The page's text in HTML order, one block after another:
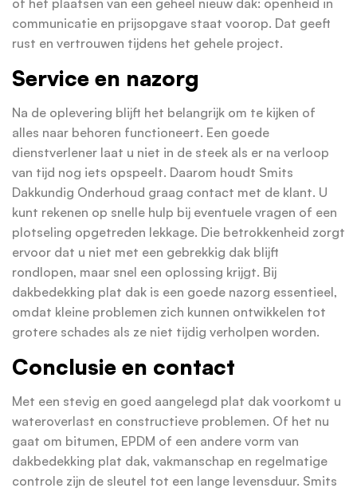
of het plaatsen van een geheel nieuw dak: openheid in
communicatie en prijsopgave staat voorop. Dat geeft
rust en vertrouwen tijdens het gehele project.
Service en nazorg
Na de oplevering blijft het belangrijk om te kijken of
alles naar behoren functioneert. Een goede
dienstverlener laat u niet in de steek als er na verloop
van tijd nog iets opspeelt. Daarom houdt Smits
Dakkundig Onderhoud graag contact met de klant. U
kunt rekenen op snelle hulp bij eventuele vragen of een
plotseling opgetreden lekkage. Die betrokkenheid zorgt
ervoor dat u niet met een gebrekkig dak blijft
rondlopen, maar snel een oplossing krijgt. Bij
dakbedekking plat dak is een goede nazorg essentieel,
omdat kleine problemen zich kunnen ontwikkelen tot
grotere schades als ze niet tijdig verholpen worden.
Conclusie en contact
Met een stevig en goed aangelegd plat dak voorkomt u
wateroverlast en constructieve problemen. Of het nu
gaat om bitumen, EPDM of een andere vorm van
dakbedekking plat dak, vakmanschap en regelmatige
controle zijn de sleutel tot een lange levensduur. Smits